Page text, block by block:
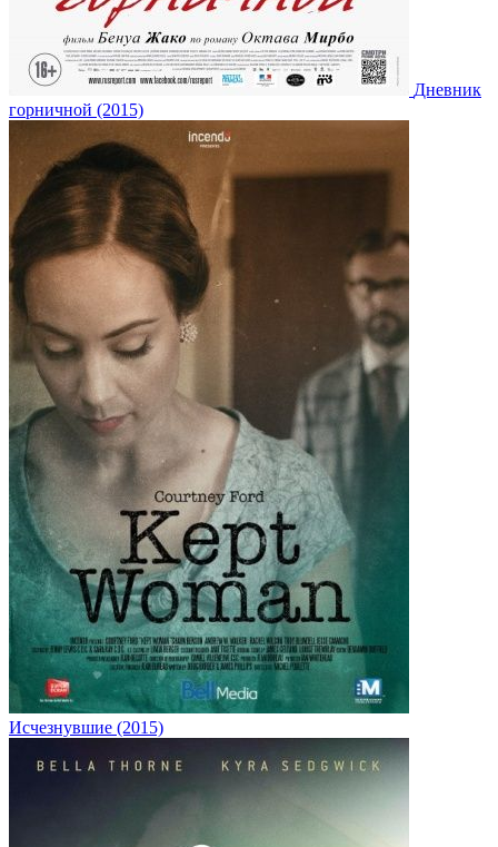
Дневник
горничной (2015)
Исчезнувшие (2015)